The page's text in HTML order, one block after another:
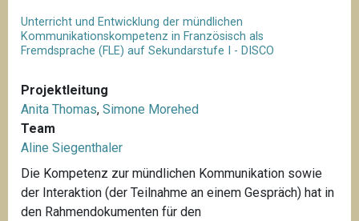
Unterricht und Entwicklung der mündlichen
Kommunikationskompetenz in Französisch als
Fremdsprache (FLE) auf Sekundarstufe I - DISCO
Projektleitung
Anita Thomas, Simone Morehed
Team
Aline Siegenthaler
Die Kompetenz zur mündlichen Kommunikation sowie
der Interaktion (der Teilnahme an einem Gespräch) hat in
den Rahmendokumenten für den